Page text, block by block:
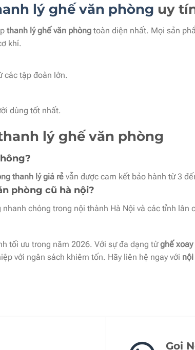
lý ghế văn phòng uy
thanh lý ghế văn phòng toàn diện nhất. Mọi sản
khí.
các tập đoàn lớn.
dùng tốt nhất.
lý ghế văn phòng
thanh lý giá rẻ vẫn được cam kết bảo hành từ 3
phòng cũ hà nội?
chóng trong nội thành Hà Nội và các tỉnh
tối ưu trong năm 2026. Với sự đa dạng từghế
với ngân sách khiêm tốn. Hãy liên hệ ngay với
Gọi